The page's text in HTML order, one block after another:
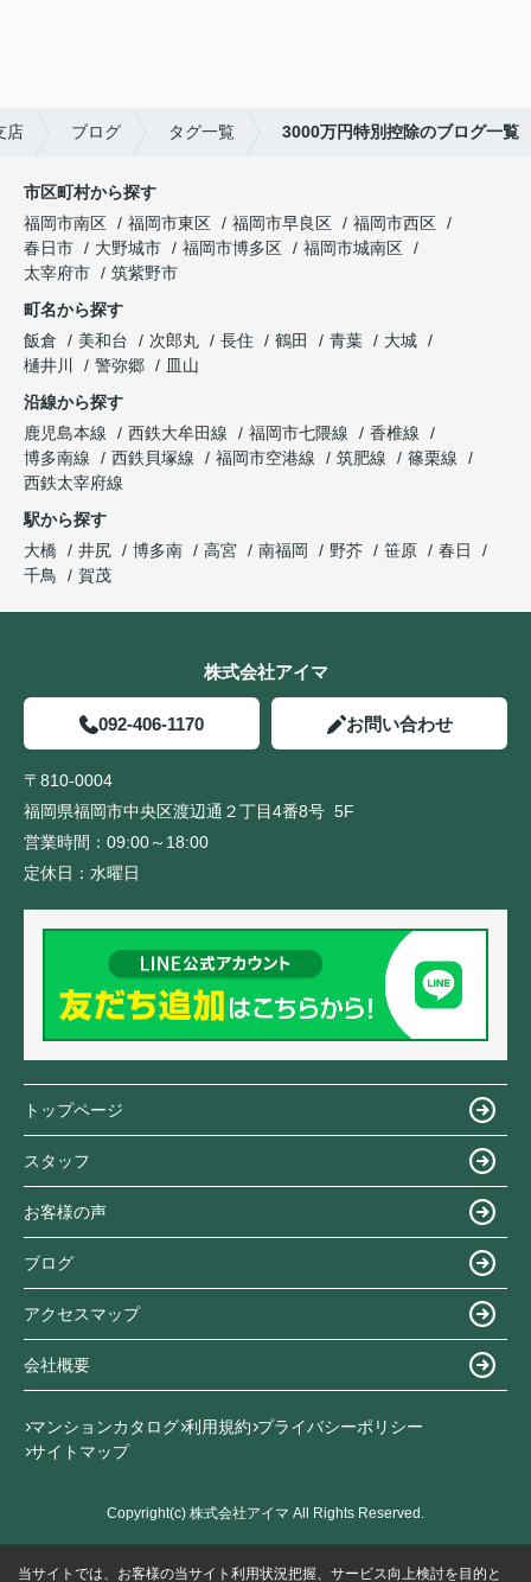
店 ブログ タグ一覧 3000万円特別控除のブログ一覧
市区町村から探す
福岡市南区
福岡市東区 福岡市早良区
福岡市西区
春日市
大野城市 福岡市博多区
福岡市城南区
太宰府市
筑紫野市
町名から探す
飯倉
美和台 次郎丸 長住 鶴田 青葉
大城
樋井川
警弥郷
皿山
沿線から探す
鹿児島本線
西鉄大牟田線 福岡市七隈線
香椎線
博多南線
西鉄貝塚線 福岡市空港線 筑肥線
篠栗線
西鉄太宰府線
駅から探す
大橋
井尻 博多南 高宮 南福岡 野芥 笹原
春日
千鳥
賀茂
株式会社アイマ
092-406-1170 お問い合わせ
〒810-0004
福岡県福岡市中央区渡辺通２丁目4番8号 5F
営業時間： 09:00～18:00
定休日： 水曜日
トップページ
スタッフ
お客様の声
ブログ
アクセスマップ
会社概要
マンションカタログ 利用規約 プライバシーポリシー
サイトマップ
Copyright(c) 株式会社アイマ All Rights Reserved.
当サイトでは、お客様の当サイト利用状況把握、サービス向上検討を目的と